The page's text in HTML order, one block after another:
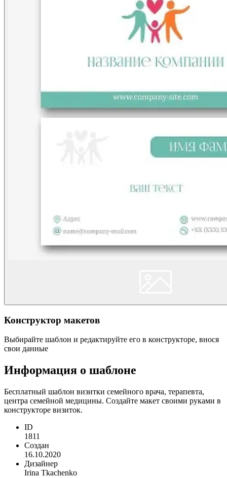
Конструктор макетов
Выбирайте шаблон и редактируйте его в конструкторе, внося
свои данные
Информация о шаблоне
Бесплатный шаблон визитки семейного врача, терапевта,
центра семейной медицины. Создайте макет своими руками в
конструкторе визиток.
ID
1811
Создан
16.10.2020
Дизайнер
Irina Tkachenko